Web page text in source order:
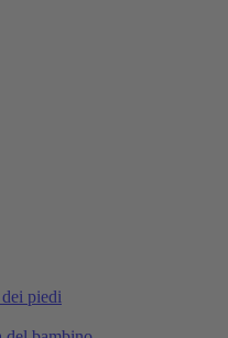
piedi